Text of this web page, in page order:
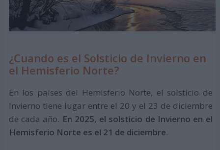
¿Cuando es el Solsticio de Invierno en
el Hemisferio Norte?
En los países del Hemisferio Norte, el solsticio de
Invierno tiene lugar entre el 20 y el 23 de diciembre
de cada año. En 2025, el solsticio de Invierno en el
Hemisferio Norte es el 21 de diciembre.